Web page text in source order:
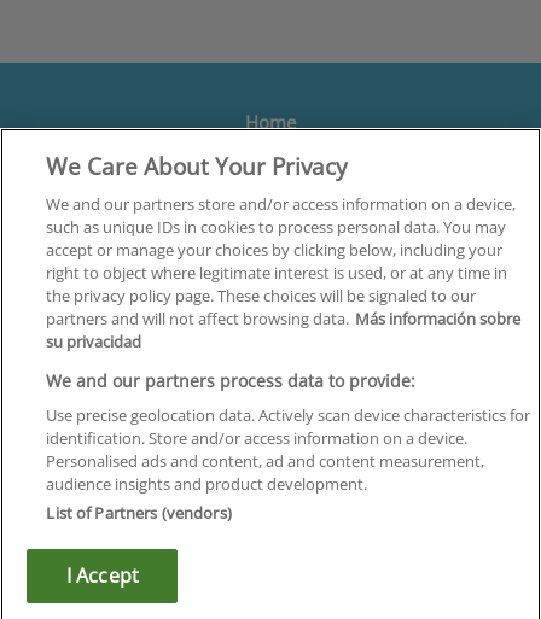
Home
Formación
Centros
Orientación
Quiénes somos
Contacta
Aviso Legal
Política de Privacidad
Política de Cookies
Canal Ético
We Care About Your Privacy
We and our partners store and/or access information on a device,
such as unique IDs in cookies to process personal data. You may
accept or manage your choices by clicking below, including your
right to object where legitimate interest is used, or at any time in
the privacy policy page. These choices will be signaled to our
partners and will not affect browsing data. Más información sobre
su privacidad
We and our partners process data to provide:
Use precise geolocation data. Actively scan device characteristics for
identification. Store and/or access information on a device.
Personalised ads and content, ad and content measurement,
audience insights and product development.
List of Partners (vendors)
I Accept